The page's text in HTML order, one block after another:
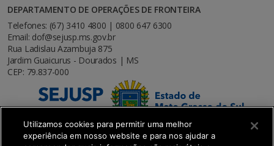
DEPARTAMENTO DE OPERAÇÕES DE FRONTEIRA
Telefones: (67) 3410 4800 | 0800 647 6300
Email: dof@sejusp.ms.gov.br
Rua Ladislau Azambuja 875
Jardim Guaicurus - Dourados | MS
CEP: 79.837-000
Utilizamos cookies para permitir uma melhor
experiência em nosso website e para nos ajudar a